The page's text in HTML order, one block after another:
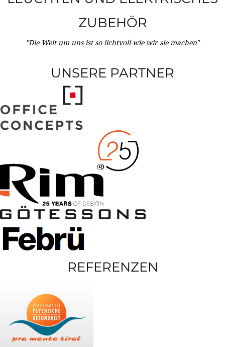
ZUBEHÖR
"Die Welt um uns ist so lichtvoll wie wir sie machen"
UNSERE PARTNER
REFERENZEN